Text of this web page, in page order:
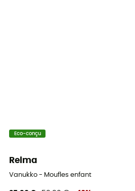
Eco-conçu
Reima
Vanukko - Moufles enfant